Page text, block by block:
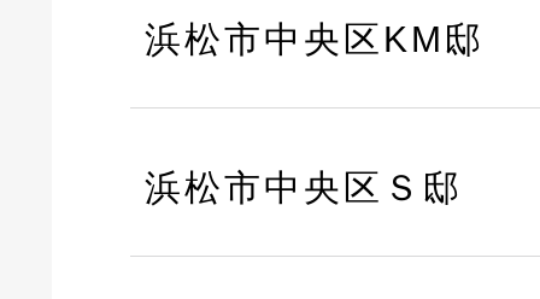
浜松市中央区KM邸
浜松市中央区Ｓ邸